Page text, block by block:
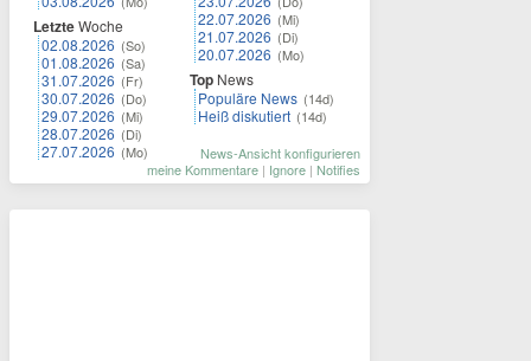
LetzteWoche
02.08.2026 (So)
01.08.2026 (Sa)
31.07.2026 (Fr)
30.07.2026 (Do)
29.07.2026 (Mi)
28.07.2026 (Di)
27.07.2026 (Mo)
22.07.2026 (Mi)
21.07.2026 (Di)
20.07.2026 (Mo)
Top News
Populäre News (14d)
Heiß diskutiert (14d)
News-Ansicht konfigurieren
meine Kommentare | Ignore | Notifies